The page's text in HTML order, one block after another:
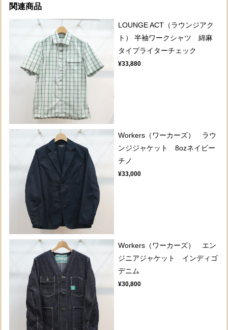
関連商品
LOUNGE ACT（ラウンジアク
ト） 半袖ワークシャツ 綿麻
タイプライターチェック
¥33,880
Workers（ワーカーズ） ラウ
ンジジャケット 8ozネイビー
チノ
¥33,000
Workers（ワーカーズ） エン
ジニアジャケット インディゴ
デニム
¥30,800